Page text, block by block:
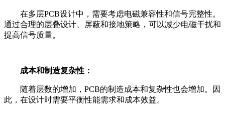
在多层PCB设计中，需要考虑电磁兼容性和信号完整性。
通过合理的层叠设计、屏蔽和接地策略，可以减少电磁干扰和
提高信号质量。
成本和制造复杂性：
随着层数的增加，PCB的制造成本和复杂性也会增加。因
此，在设计时需要平衡性能需求和成本效益。